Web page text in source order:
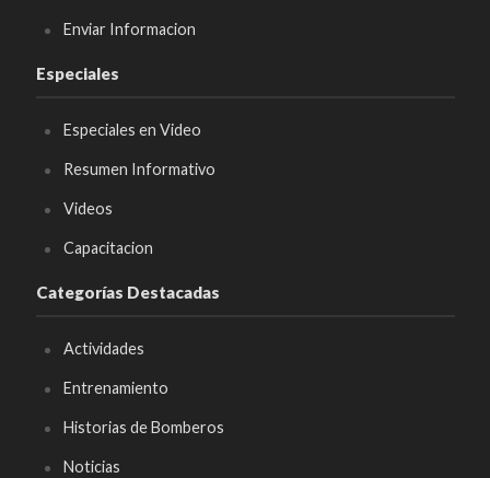
Enviar Informacion
Especiales
Especiales en Video
Resumen Informativo
Videos
Capacitacion
Categorías Destacadas
Actividades
Entrenamiento
Historias de Bomberos
Noticias